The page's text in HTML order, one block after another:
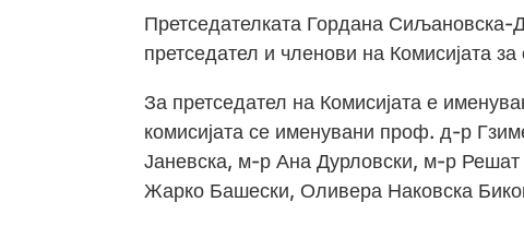
Претседателката Гордана Сиљановска-
претседател и членови на Комисијата
За претседател на Комисијата е
комисијата се именувани проф. д-р
Јаневска, м-р Ана Дурловски, м-р Решат
Жарко Башески, Оливера Наковска